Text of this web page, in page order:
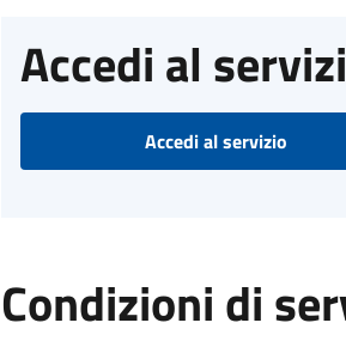
Accedi al
Accedi al servizio
Condizioni di